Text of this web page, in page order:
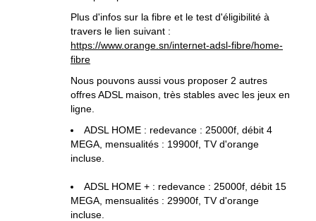
Plus d'infos sur la fibre et le test d'éligibilité à
travers le lien suivant :
https://www.orange.sn/internet-adsl-fibre/home-
fibre
Nous pouvons aussi vous proposer 2 autres
offres ADSL maison, très stables avec les jeux en
ligne.
ADSL HOME : redevance : 25000f, débit 4
MEGA, mensualités : 19900f, TV d'orange
incluse.
ADSL HOME + : redevance : 25000f, débit 15
MEGA, mensualités : 29900f, TV d'orange
incluse.